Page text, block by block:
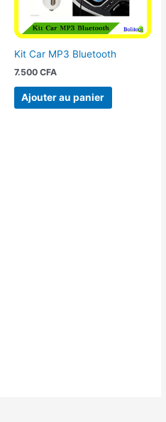
Kit Car MP3 Bluetooth
7.500 CFA
Ajouter au panier